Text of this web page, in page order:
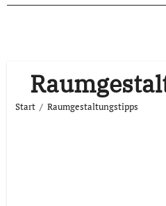
Start Raumgestaltungstipps